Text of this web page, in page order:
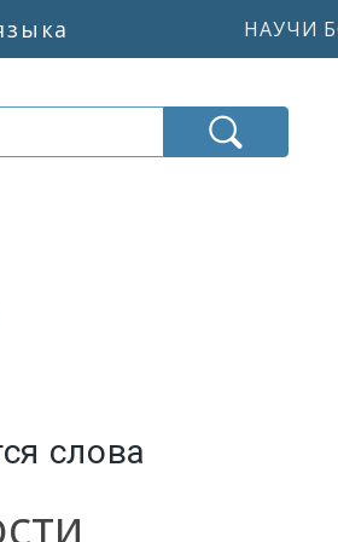
НАУЧИ
слова